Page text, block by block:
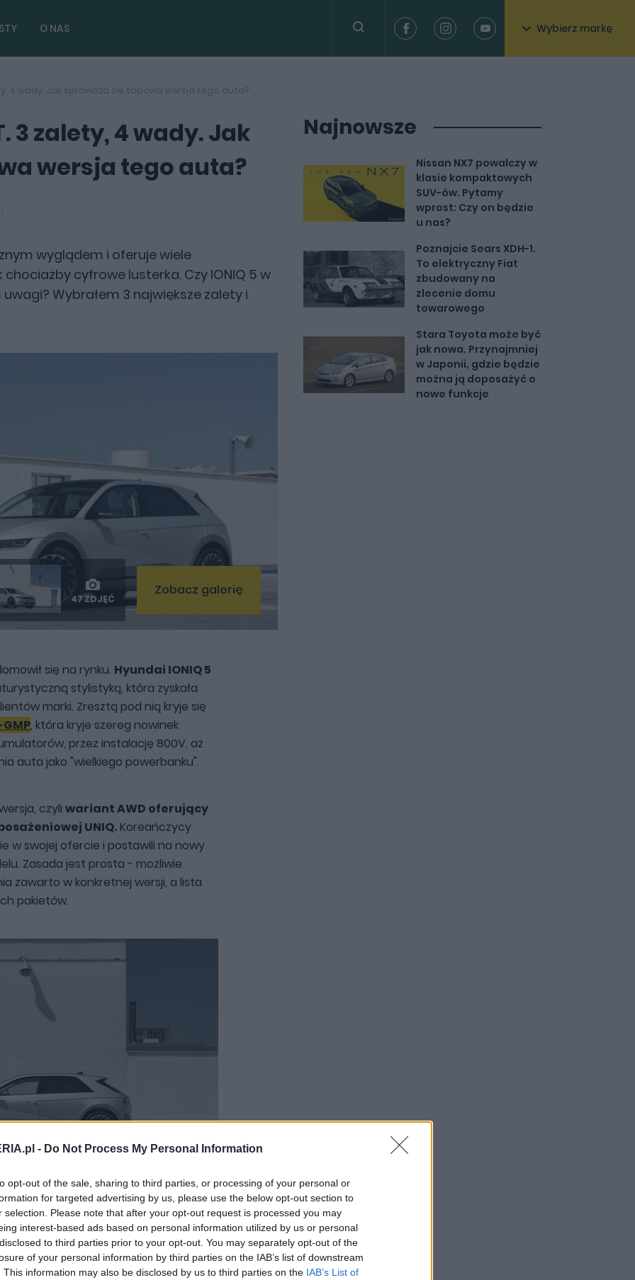
- Do Not Process My Personal Information
opt-out of the sale, sharing to third parties, or processing of your personal or
for targeted advertising by us, please use the below opt-out section to
selection. Please note that after your opt-out request is processed you may
interest-based ads based on personal information utilized by us or personal
to third parties prior to your opt-out. You may separately opt-out of the
of your personal information by third parties on the IAB’s list of downstream
This information may also be disclosed by us to third parties on the IAB’s List of
O NAS Wybierz markę
4 wady. Jak sprawdza się topowa wersja tego auta?
3 zalety, 4 wady. Jak
wersja tego auta?
wyglądem i oferuje wiele
cyfrowe lusterka. Czy IONIQ 5 w
Wybrałem 3 największe zalety i
47 ZDJĘĆ
Zobacz galerię
się na rynku. Hyundai IONIQ 5
stylistyką, która zyskała
marki. Zresztą pod nią kryje się
, która kryje szereg nowinek
przez instalację 800V, aż
auta jako "wielkiego powerbanku".
czyli wariant AWD oferujący
UNIQ.Koreańczycy
w swojej ofercie i postawili na nowy
Zasada jest prosta - możliwie
zawarto w konkretnej wersji, a lista
pakietów.
Zobacz 47 zdjęć
UNIQ kosztuje 334 400
pod korek
Najnowsze
Nissan NX7 powalczy w
klasie kompaktowych
SUV-ów. Pytamy
wprost: Czy on będzie
u nas?
Poznajcie Sears XDH-1.
To elektryczny Fiat
zbudowany na
zlecenie domu
towarowego
Stara Toyota może być
jak nowa. Przynajmniej
w Japonii, gdzie będzie
można ją doposażyć o
nowe funkcje